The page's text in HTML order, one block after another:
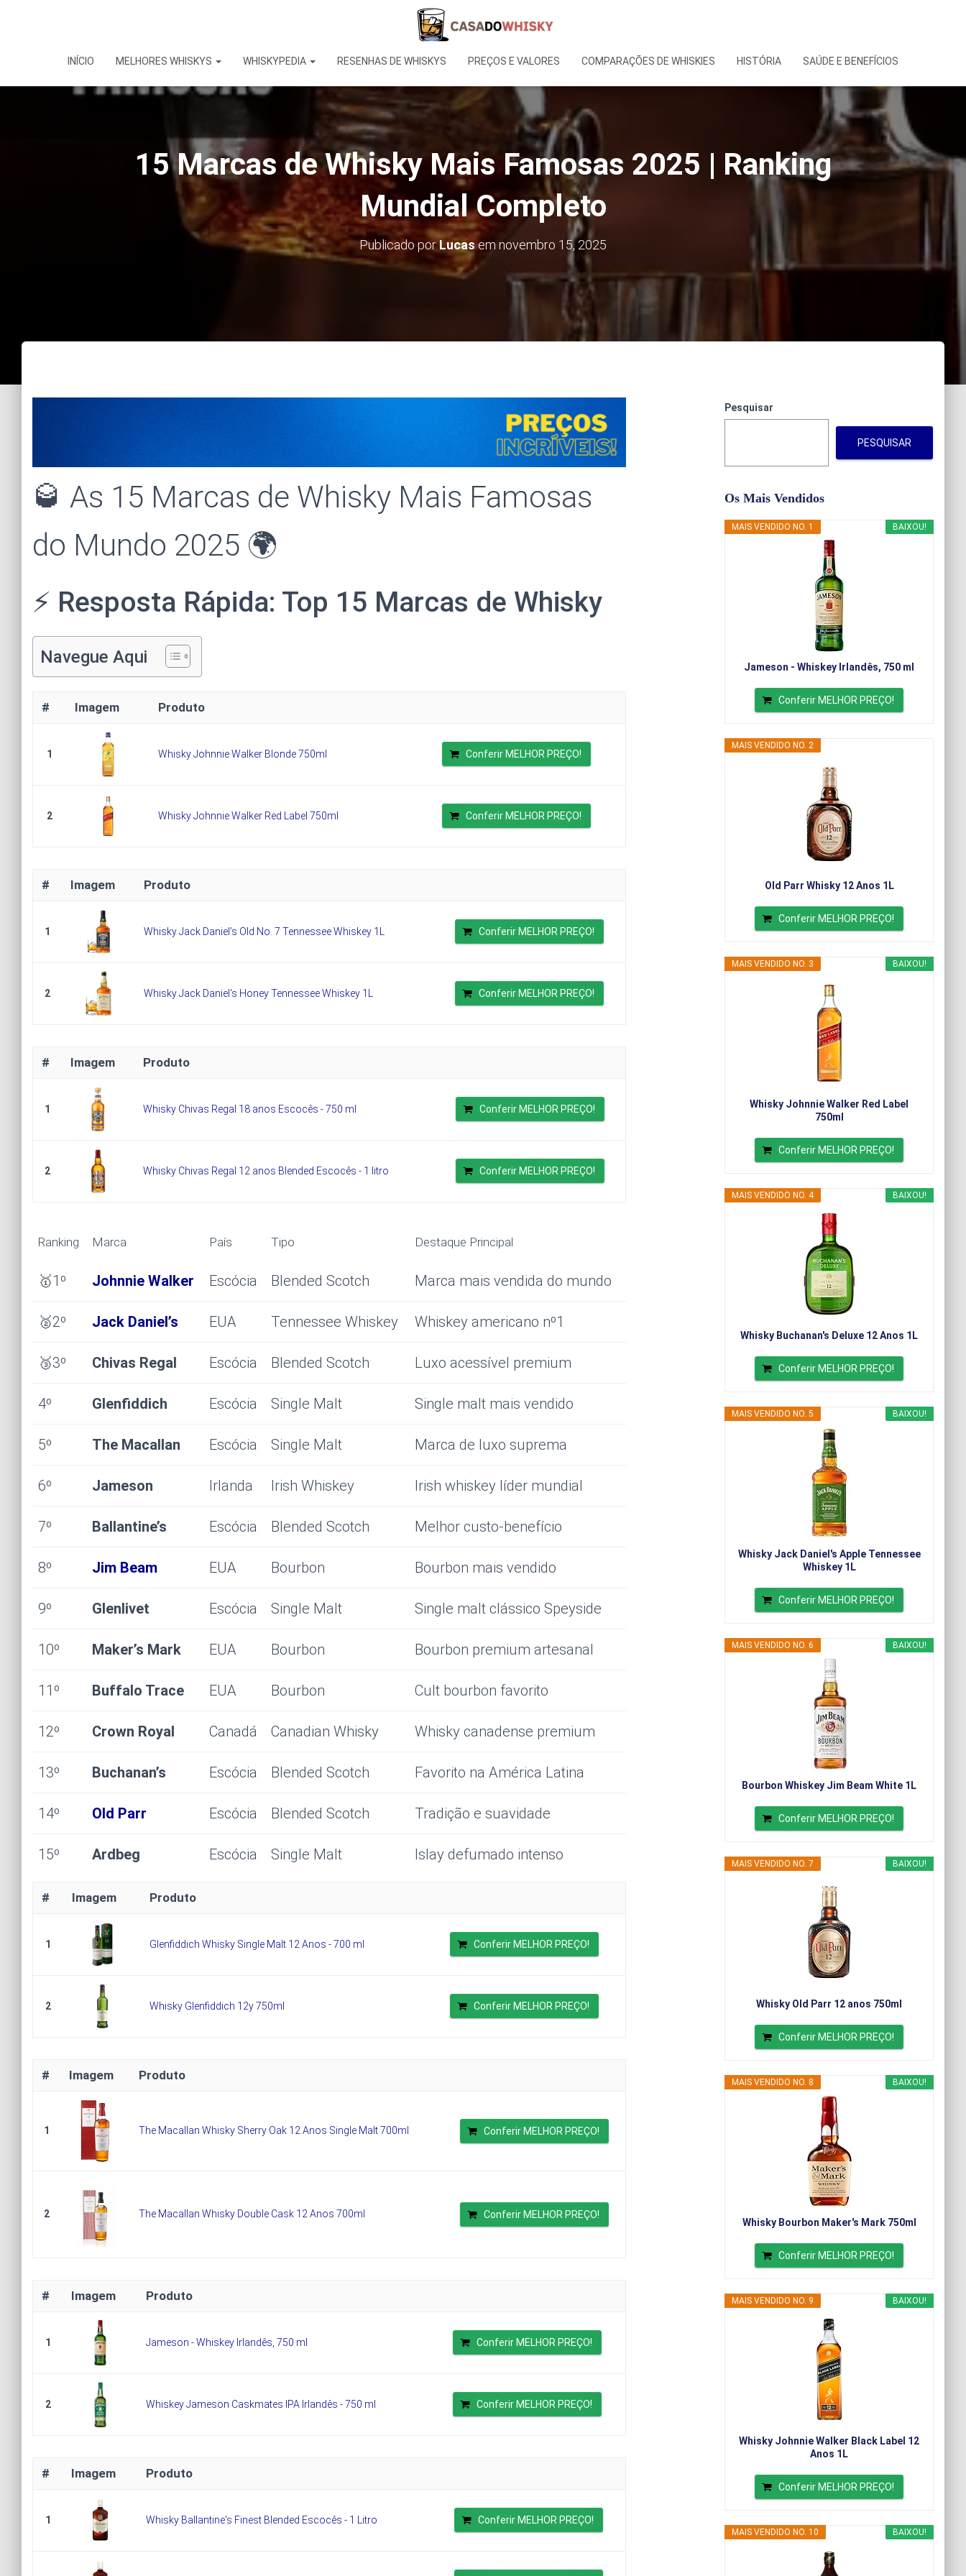
INÍCIO MELHORES WHISKYS WHISKYPEDIA RESENHAS DE WHISKYS PREÇOS E VALORES COMPARAÇÕES DE WHISKIES HISTÓRIA SAÚDE E BENEFÍCIOS
15 Marcas de Whisky Mais Famosas 2025 | Ranking
Mundial Completo
Publicado porLucas emnovembro 15, 2025
🥃 As 15 Marcas de Whisky Mais Famosas
do Mundo 2025 🌍
⚡ Resposta Rápida: Top 15 Marcas de Whisky
Navegue Aqui
# Imagem Produto
1 Whisky Johnnie Walker Blonde 750ml Conferir MELHOR PREÇO!
2 Whisky Johnnie Walker Red Label 750ml Conferir MELHOR PREÇO!
# Imagem Produto
1 Whisky Jack Daniel’s Old No. 7 Tennessee Whiskey 1L Conferir MELHOR PREÇO!
2 Whisky Jack Daniel's Honey Tennessee Whiskey 1L Conferir MELHOR PREÇO!
# Imagem Produto
1 Whisky Chivas Regal 18 anos Escocês - 750 ml Conferir MELHOR PREÇO!
2 Whisky Chivas Regal 12 anos Blended Escocês - 1 litro Conferir MELHOR PREÇO!
Ranking Marca País Tipo Destaque Principal
🥇1º Johnnie Walker Escócia Blended Scotch Marca mais vendida do mundo
🥈2º Jack Daniel’s EUA Tennessee Whiskey Whiskey americano nº1
🥉3º Chivas Regal Escócia Blended Scotch Luxo acessível premium
4º Glenfiddich Escócia Single Malt Single malt mais vendido
5º The Macallan Escócia Single Malt Marca de luxo suprema
6º Jameson Irlanda Irish Whiskey Irish whiskey líder mundial
7º Ballantine’s Escócia Blended Scotch Melhor custo-benefício
8º Jim Beam EUA Bourbon Bourbon mais vendido
9º Glenlivet Escócia Single Malt Single malt clássico Speyside
10º Maker’s Mark EUA Bourbon Bourbon premium artesanal
11º Buffalo Trace EUA Bourbon Cult bourbon favorito
12º Crown Royal Canadá Canadian Whisky Whisky canadense premium
13º Buchanan’s Escócia Blended Scotch Favorito na América Latina
14º Old Parr Escócia Blended Scotch Tradição e suavidade
15º Ardbeg Escócia Single Malt Islay defumado intenso
# Imagem Produto
1 Glenfiddich Whisky Single Malt 12 Anos - 700 ml Conferir MELHOR PREÇO!
2 Whisky Glenfiddich 12y 750ml Conferir MELHOR PREÇO!
# Imagem Produto
1 The Macallan Whisky Sherry Oak 12 Anos Single Malt 700ml Conferir MELHOR PREÇO!
2 The Macallan Whisky Double Cask 12 Anos 700ml Conferir MELHOR PREÇO!
# Imagem Produto
1 Jameson - Whiskey Irlandês, 750 ml Conferir MELHOR PREÇO!
2 Whiskey Jameson Caskmates IPA Irlandês - 750 ml Conferir MELHOR PREÇO!
# Imagem Produto
1 Whisky Ballantine's Finest Blended Escocês - 1 Litro Conferir MELHOR PREÇO!
Pesquisar
PESQUISAR
Os Mais Vendidos
BAIXOU!
MAIS VENDIDO NO. 1
Jameson - Whiskey Irlandês, 750 ml
Conferir MELHOR PREÇO!
MAIS VENDIDO NO. 2
Old Parr Whisky 12 Anos 1L
Conferir MELHOR PREÇO!
BAIXOU!
MAIS VENDIDO NO. 3
Whisky Johnnie Walker Red Label
750ml
Conferir MELHOR PREÇO!
BAIXOU!
MAIS VENDIDO NO. 4
Whisky Buchanan's Deluxe 12 Anos 1L
Conferir MELHOR PREÇO!
BAIXOU!
MAIS VENDIDO NO. 5
Whisky Jack Daniel's Apple Tennessee
Whiskey 1L
Conferir MELHOR PREÇO!
BAIXOU!
MAIS VENDIDO NO. 6
Bourbon Whiskey Jim Beam White 1L
Conferir MELHOR PREÇO!
BAIXOU!
MAIS VENDIDO NO. 7
Whisky Old Parr 12 anos 750ml
Conferir MELHOR PREÇO!
BAIXOU!
MAIS VENDIDO NO. 8
Whisky Bourbon Maker's Mark 750ml
Conferir MELHOR PREÇO!
BAIXOU!
MAIS VENDIDO NO. 9
Whisky Johnnie Walker Black Label 12
Anos 1L
Conferir MELHOR PREÇO!
BAIXOU!
MAIS VENDIDO NO. 10